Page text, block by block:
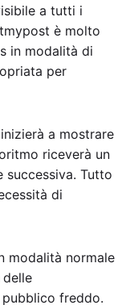
a tutti i
è molto
in modalità di
per
a mostrare
riceverà un
successiva. Tutto
di
modalità normale
freddo.